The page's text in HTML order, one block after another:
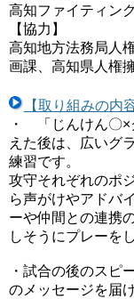
高知ファイティン
【協力】
高知地方法務局人
画課、高知県人権
【取り組みの内
・ 「じんけん〇×
えた後は、広いグ
練習です。
攻守それぞれのポ
ら声がけやアドバ
ーや仲間との連携
しそうにプレーを
・試合の後のスピ
のメッセージを届